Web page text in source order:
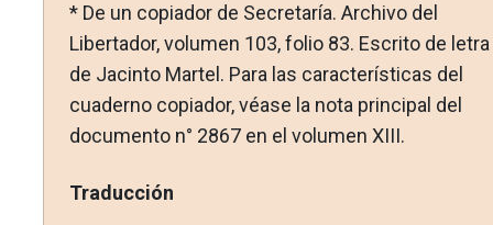
* De un copiador de Secretaría. Archivo del
Libertador, volu­men 103, folio 83. Escrito de letra
de Jacinto Martel. Para las características del
cuaderno copiador, véase la nota principal del
documento n° 2867 en el volumen XIII.
Traducción